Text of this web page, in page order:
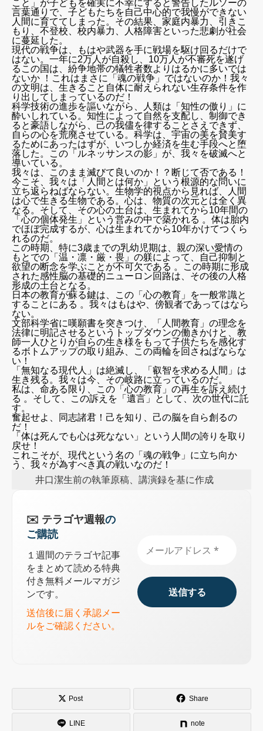
こと」が子どもを確実に不幸にすると警告したルソーの
言葉通りで、子どもたちを自己中心的で我慢ができない
人間に育ててしまった。その結果、家庭内暴力、引きこ
もり、不登校、校内暴力、人格障害といった悲劇が社会
に蔓延した。
現代の戦争は、もはや武器を手に戦場を駆け回るだけで
はない。一年に2万人が自殺し、10万人が不審死を遂げ
るこの国は、紛争地帯の犠牲者数よりはるかに多いでは
ないか ！これはまさに「魂の戦争」ではないのか！我々
の文明は、生きること自体に耐えられない生存条件を作
り出してしまっているのだ！
科学技術の進歩を謳いながら、人類は「知性の傲り」に
酔いしれている。知性によって自然を支配し、制御でき
ると豪語しながら、己の我儘を律することさえできず、
自らの心を荒廃させている。科学は、宇宙の美を賛美す
るためにあったはずが、いつしか経済を生む手段へと堕
落した。この「ルネッサンスの影」が、我々を破滅へと
導いている。
我々は、このまま滅びて良いのか！？断じて否である！
今こそ、我々は「人間とは何か」という根源的な問いに
立ち返らねばならない。生物学的視点から見れば、人間
は心で生きる生物である。心は、物質の次元とは全く異
なる。そして、その心の土台は、生まれてから10年間の
「心の個体発生」という営みの中で築かれる 。体は胎内
でほぼ完成するが、心は生まれてから10年かけてつくら
れるのだ。
この時期、特に3歳までの乳幼児期は、親の深い愛情の
もとでの「温・凛・厳・畏」の躾によって、自己抑制と
欲望の断念を学ぶことが不可欠である 。この時期に形成
された感性脳の基礎的ニューロン回路は、その後の人格
形成の土台となる。
日本の教育が蘇る鍵は、この「心の教育」を一般常識と
することにある 。我々はもはや、傍観者であってはなら
ない。
文部科学省に嘆願書を突きつけ、「人間教育」の理念を
法律に明記させるというトップダウンの働きかけと、教
師一人ひとりが自らの生き様をもって子供たちを感化す
るボトムアップの取り組み、この両輪を回さねばならな
い！
「無知なる現代人」は絶滅し、「叡智を求める人間」は
生き残る。我々は今、その岐路に立っているのだ。
私は、命ある限り、この「心の教育」の再生を訴え続け
る 。そして、この訴えを「遺言」として、次の世代に託
す。
奮起せよ、同志諸君！己を知り、己の脳を自ら創るの
だ！
「体は死んでも心は死なない」という人間の誇りを取り
戻せ！
これこそが、現代という名の「魂の戦争」に立ち向か
う、我々が為すべき真の戦いなのだ！
井口潔生前の執筆原稿、講演録を基に作成
✉️ テラゴヤ週報の
ご購読
１週間のテラゴヤ記事
をまとめて読める特典
付き無料メールマガジ
ンです。
送信後に届く承認メー
ルをご確認ください。
Post Share
LINE note